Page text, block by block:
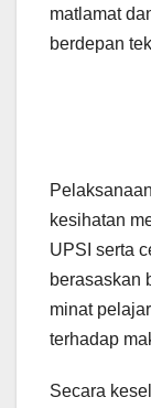
matlamat
berdepan
kesihatan
UPSI serta
berasaskan
minat
terhadap
Secara